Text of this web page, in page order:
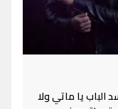
الباب يا ماتي ولا